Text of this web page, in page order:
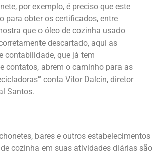
por exemplo, é preciso que este
para obter os certificados, entre
que o óleo de cozinha usado
descartado, aqui as
contabilidade, que já tem
contatos, abrem o caminho para as
conta Vitor Dalcin, diretor
Santos.
bares e outros estabelecimentos
cozinha em suas atividades diárias são